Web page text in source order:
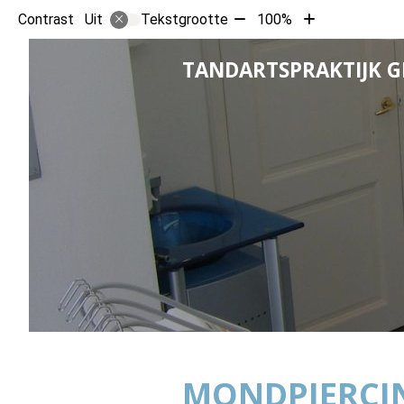
Contrast Uit Tekstgrootte Tekst
verkleinen
10%
100%
Tekst
vergroten
10%
TANDARTSPRAKTIJK